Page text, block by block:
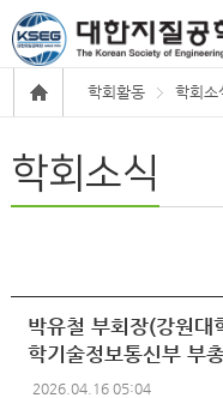
학회활동 학회소
학회소식
박유철 부회장(강원
학기술정보통신부 부
2026.04.16 05:04